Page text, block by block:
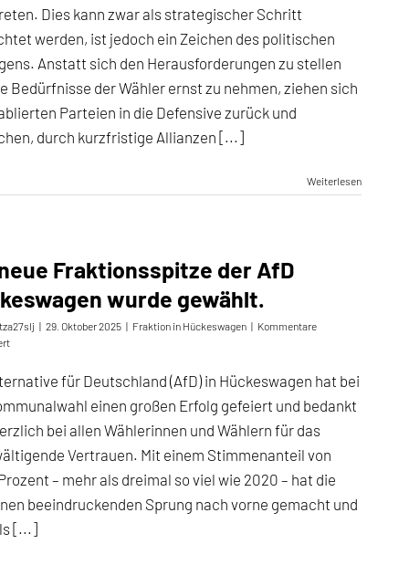
Wissen)Dies kann zwar als strategischer Schritt
werden, ist jedoch ein Zeichen des politischen
Anstatt sich den Herausforderungen zu stellen
Bedürfnisse der Wähler ernst zu nehmen, ziehen sich
Parteien in die Defensive zurück und
durch kurzfristige Allianzen [...]
Weiterlesen
Fraktionsspitze der AfD
wurde gewählt.
| 29. Oktober 2025 | Fraktion in Hückeswagen | Kommentare
für
Fraktionsspitze
der
AfD
Hückeswagen
wurde
gewählt.
für Deutschland (AfD) in Hückeswagen hat bei
einen großen Erfolg gefeiert und bedankt
bei allen Wählerinnen und Wählern für das
Vertrauen. Mit einem Stimmenanteil von
– mehr als dreimal so viel wie 2020 – hat die
beeindruckenden Sprung nach vorne gemacht und
[...]